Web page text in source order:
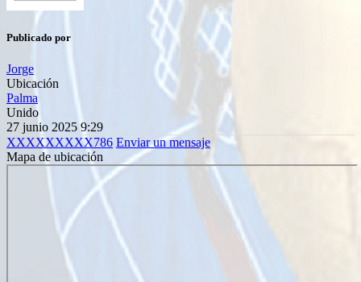
Publicado por
Jorge
Ubicación
Palma
Unido
27 junio 2025 9:29
XXXXXXXXX786 Enviar un mensaje
Mapa de ubicación